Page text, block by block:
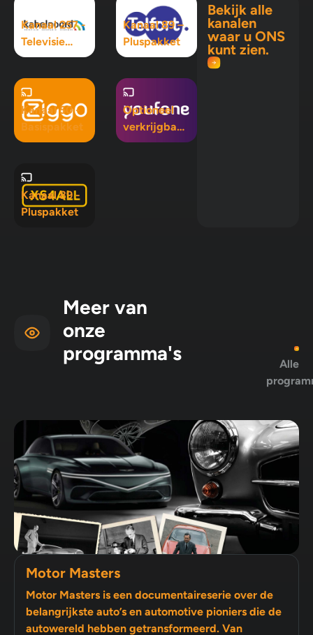
Kanaal 257 -
Televisie
Maximaal
Kanaal 89 –
Pluspakket
Kanaal 50 -
Basispakket
Optioneel
verkrijgbaar
in Mix 5, Mix
Kanaal 89 -
Pluspakket
Bekijk alle
kanalen
waar u ONS
kunt zien.
Meer van
onze
programma's
Alle
Motor Masters
Motor Masters is een documentaireserie over de
belangrijkste auto’s en automotive pioniers die de
autowereld hebben getransformeerd. Van